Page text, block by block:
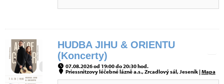
HUDBA JIHU & ORIENTU
(Koncerty)
07.08.2026 od 19:00 do 20:30 hod.
Priessnitzovy léčebné lázně a.s., Zrcadlový sál, Jeseník |Mapa